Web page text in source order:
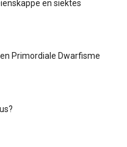
en siektes
Primordiale Dwarfisme